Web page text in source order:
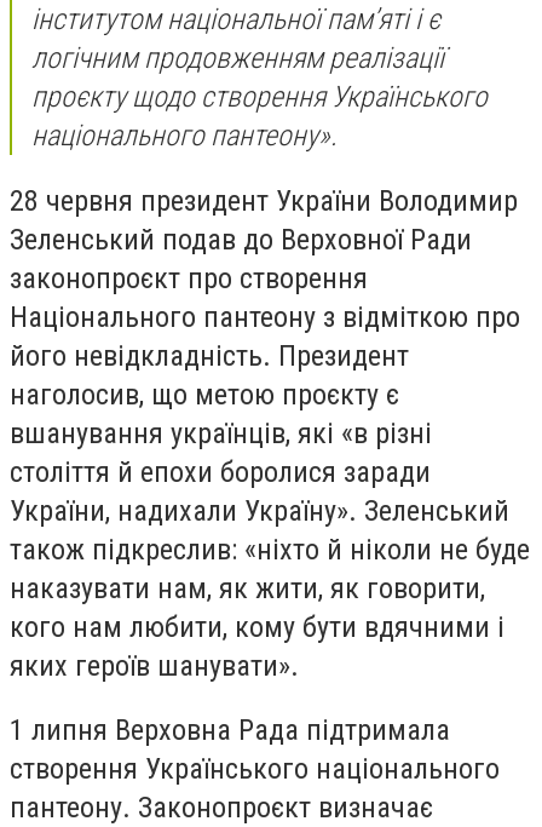
інститутом національної памʼяті і є
логічним продовженням реалізації
проєкту щодо створення Українського
національного пантеону».
28 червня президент України Володимир
Зеленський подав до Верховної Ради
законопроєкт про створення
Національного пантеону з відміткою про
його невідкладність. Президент
наголосив, що метою проєкту є
вшанування українців, які «в різні
століття й епохи боролися заради
України, надихали Україну». Зеленський
також підкреслив: «ніхто й ніколи не буде
наказувати нам, як жити, як говорити,
кого нам любити, кому бути вдячними і
яких героїв шанувати».
1 липня Верховна Рада підтримала
створення Українського національного
пантеону. Законопроєкт визначає